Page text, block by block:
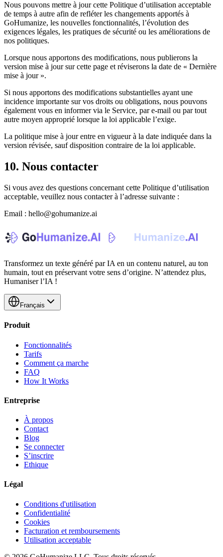
Nous pouvons mettre à jour cette Politique d’utilisation acceptable
de temps à autre afin de refléter les changements apportés à
GoHumanize, les nouvelles fonctionnalités, l’évolution des
exigences légales, les pratiques de sécurité ou les améliorations de
nos politiques.
Lorsque nous apportons des modifications, nous publierons la
version mise à jour sur cette page et réviserons la date de « Dernière
mise à jour ».
Si nous apportons des modifications substantielles ayant une
incidence importante sur vos droits ou obligations, nous pouvons
également vous en informer via le Service, par e-mail ou par tout
autre moyen approprié lorsque la loi applicable l’exige.
La politique mise à jour entre en vigueur à la date indiquée dans la
version révisée, sauf disposition contraire de la loi applicable.
10. Nous contacter
Si vous avez des questions concernant cette Politique d’utilisation
acceptable, veuillez nous contacter à l’adresse suivante :
Email : hello@gohumanize.ai
Transformez un texte généré par IA en un contenu naturel, au ton
humain, tout en préservant votre sens d’origine. N’attendez plus,
Humaniser l’IA !
Français
Produit
Fonctionnalités
Tarifs
Comment ça marche
FAQ
How It Works
Entreprise
À propos
Contact
Blog
Se connecter
S’inscrire
Ethique
Légal
Conditions d'utilisation
Confidentialité
Cookies
Facturation et remboursements
Utilisation acceptable